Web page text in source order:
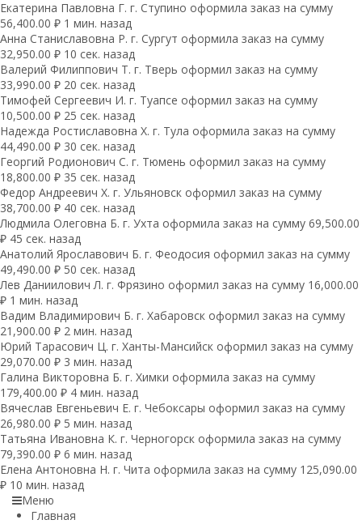
Екатерина Павловна Г. г. Ступино оформила заказ на сумму
56,400.00 ₽ 1 мин. назад
Анна Станиславовна Р. г. Сургут оформила заказ на сумму
32,950.00 ₽ 10 сек. назад
Валерий Филиппович Т. г. Тверь оформил заказ на сумму
33,990.00 ₽ 20 сек. назад
Тимофей Сергеевич И. г. Туапсе оформил заказ на сумму
10,500.00 ₽ 25 сек. назад
Надежда Ростиславовна Х. г. Тула оформила заказ на сумму
44,490.00 ₽ 30 сек. назад
Георгий Родионович С. г. Тюмень оформил заказ на сумму
18,800.00 ₽ 35 сек. назад
Федор Андреевич Х. г. Ульяновск оформил заказ на сумму
38,700.00 ₽ 40 сек. назад
Людмила Олеговна Б. г. Ухта оформила заказ на сумму 69,500.00
₽ 45 сек. назад
Анатолий Ярославович Б. г. Феодосия оформил заказ на сумму
49,490.00 ₽ 50 сек. назад
Лев Даниилович Л. г. Фрязино оформил заказ на сумму 16,000.00
₽ 1 мин. назад
Вадим Владимирович Б. г. Хабаровск оформил заказ на сумму
21,900.00 ₽ 2 мин. назад
Юрий Тарасович Ц. г. Ханты-Мансийск оформил заказ на сумму
29,070.00 ₽ 3 мин. назад
Галина Викторовна Б. г. Химки оформила заказ на сумму
179,400.00 ₽ 4 мин. назад
Вячеслав Евгеньевич Е. г. Чебоксары оформил заказ на сумму
26,980.00 ₽ 5 мин. назад
Татьяна Ивановна К. г. Черногорск оформила заказ на сумму
79,390.00 ₽ 6 мин. назад
Елена Антоновна Н. г. Чита оформила заказ на сумму 125,090.00
₽ 10 мин. назад
Меню
Главная